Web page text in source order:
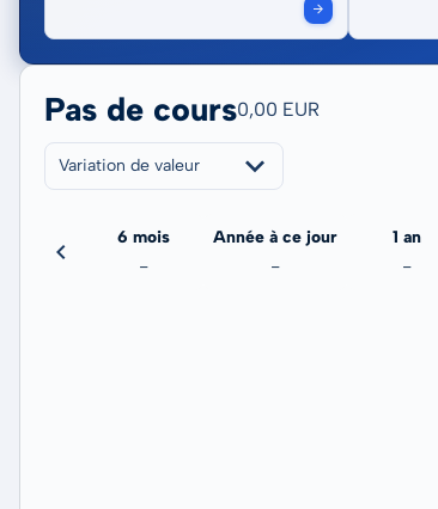
Pas de cours0,00 EUR
Variation de valeur
6 mois
-
Année à ce jour
-
1 an
-